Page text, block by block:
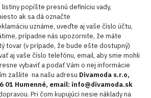
popíšte presnú definíciu vady,
ak sa dá označte
uznáme, uveďte aj vaše číslo účtu,
prípadne nás upozornite, že máte
tovar (v prípade, že bude ešte dostupný)
aj vaše číslo telefónu, email, aby sme mohli
vybaviť a podať Vám o nej informácie
zašlite na našu adresu Divamoda s.r.o,
01 Humenné, email: info@divamoda.sk
Pri čom kupujúci nesie náklady na